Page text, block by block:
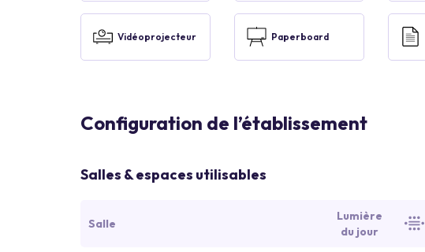
Vidéoprojecteur Paperboard
Configuration de l’établissement
Salles & espaces utilisables
Salle
Lumière
du jour